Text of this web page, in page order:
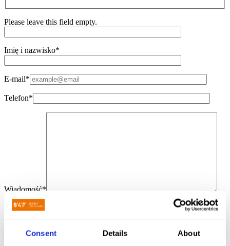
Consent Details About
Please leave this field empty.
Imię i nazwisko*
E-mail*
Telefon*
Wiadomość*
Wyrażam zgodę na przetwarzanie moich danych osobowych
kontaktowego. Podanie danych jest dobrowolne, ale niezbędne do